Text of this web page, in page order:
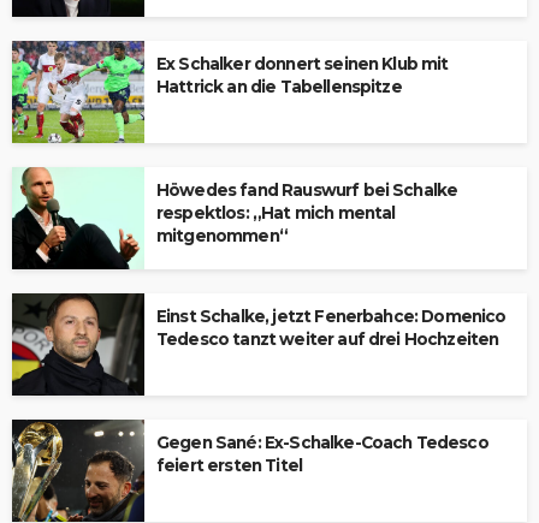
Ex Schalker donnert seinen Klub mit
Hattrick an die Tabellenspitze
Höwedes fand Rauswurf bei Schalke
respektlos: „Hat mich mental
mitgenommen“
Einst Schalke, jetzt Fenerbahce: Domenico
Tedesco tanzt weiter auf drei Hochzeiten
Gegen Sané: Ex-Schalke-Coach Tedesco
feiert ersten Titel